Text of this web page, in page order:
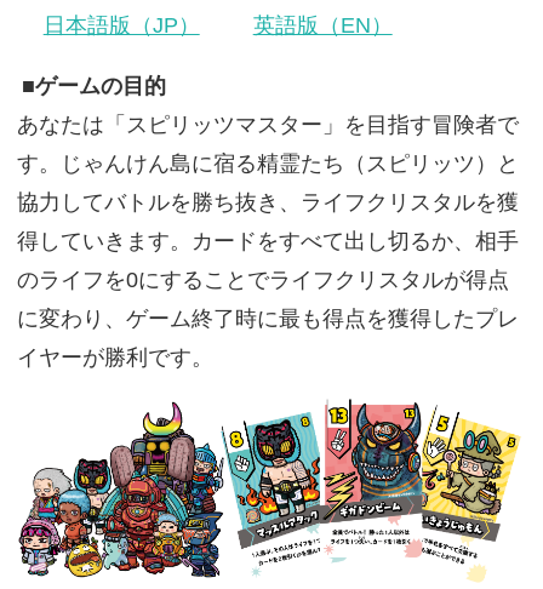
日本語版（JP）
英語版（EN）
■ゲームの目的
あなたは「スピリッツマスター」を目指す冒険者で
す。じゃんけん島に宿る精霊たち（スピリッツ）と
協力してバトルを勝ち抜き、ライフクリスタルを獲
得していきます。カードをすべて出し切るか、相手
のライフを0にすることでライフクリスタルが得点
に変わり、ゲーム終了時に最も得点を獲得したプレ
イヤーが勝利です。